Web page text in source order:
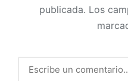
publicada. Los